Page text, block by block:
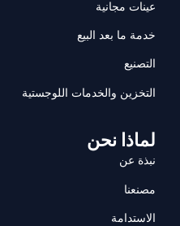
عينات مجانية
خدمة ما بعد البيع
التصنيع
التخزين والخدمات اللوجستية
لماذا نحن
نبذة عن
مصنعنا
الاستدامة